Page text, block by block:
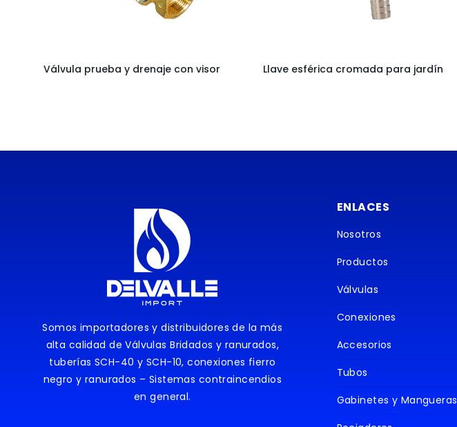
Válvula prueba y drenaje con visor Llave esférica cromada para jardín
Somos importadores y distribuidores de la más
alta calidad de Válvulas Bridados y ranurados,
tuberías SCH-40 y SCH-10, conexiones fierro
negro y ranurados – Sistemas contraincendios
en general.
ENLACES
Nosotros
Productos
Válvulas
Conexiones
Accesorios
Tubos
Gabinetes y Mangueras